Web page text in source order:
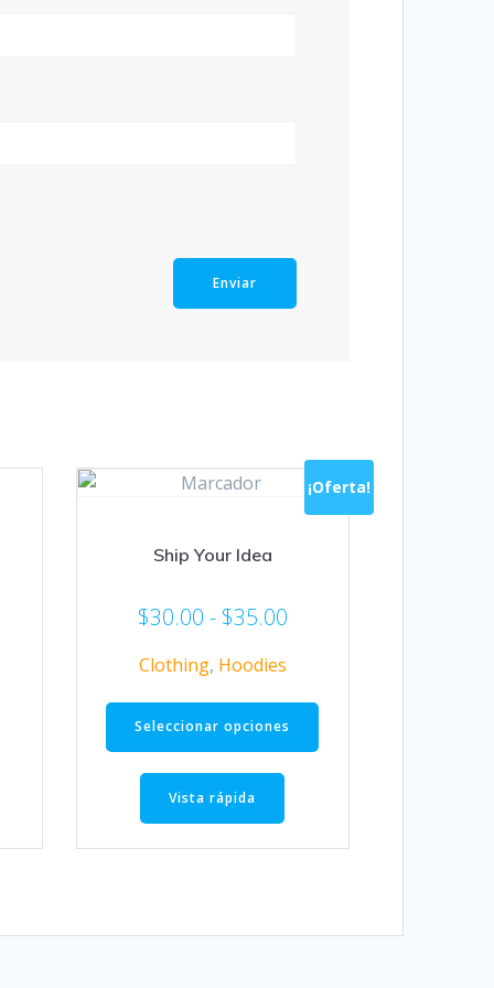
¡Oferta!
Ship Your Idea
$30.00 - $35.00Rango
desde
$30.00
hasta
Clothing, Hoodies
Seleccionar opciones
Este
tiene
elegir
Vista rápida